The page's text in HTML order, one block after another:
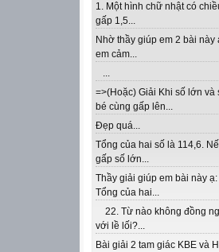
1. Một hình chữ nhật có
gấp 1,5...
Nhờ thầy giúp em 2 bài này
em cảm...
...
=>(Hoặc) Giải Khi số lớn và
bé cùng gấp lên...
Đẹp quá...
Tổng của hai số là 114,6.
gấp số lớn...
Thầy giải giúp em bài này ạ:
Tổng của hai...
22. Từ nào không đồng
với lề lối?...
Bài giải 2 tam giác KBE và